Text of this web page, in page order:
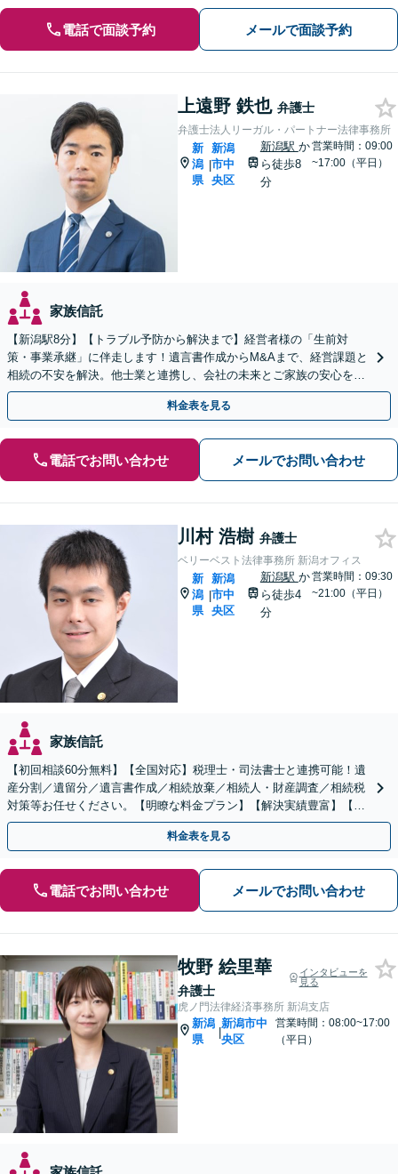
電話で面談予約 メールで面談予約
上遠野 鉄也 弁護士
弁護士法人リーガル・パートナー法律事務所
新
潟
県
|
新潟
市中
央区
新潟駅 か
ら徒歩8
分
営業時間：09:00
~17:00（平日）
家族信託
【新潟駅8分】【トラブル予防から解決まで】経営者様の「生前対
策・事業承継」に伴走します！遺言書作成からM&Aまで、経営課題と
相続の不安を解決。他士業と連携し、会社の未来とご家族の安心を守
る身近なパートナーです。【顧問先80社以上の実績】
料金表を見る
電話でお問い合わせ メールでお問い合わせ
川村 浩樹 弁護士
ベリーベスト法律事務所 新潟オフィス
新
潟
県
|
新潟
市中
央区
新潟駅 か
ら徒歩4
分
営業時間：09:30
~21:00（平日）
家族信託
【初回相談60分無料】【全国対応】税理士・司法書士と連携可能！遺
産分割／遺留分／遺言書作成／相続放棄／相続人・財産調査／相続税
対策等お任せください。【明瞭な料金プラン】【解決実績豊富】【電
話相談可】
料金表を見る
電話でお問い合わせ メールでお問い合わせ
牧野 絵里華
弁護士
インタビューを
見る
虎ノ門法律経済事務所 新潟支店
新潟
県
|
新潟市中
央区
営業時間：08:00~17:00
（平日）